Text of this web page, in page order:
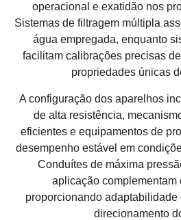
operacional e exatidão nos
Sistemas de filtragem múltipla
água empregada, enquanto
facilitam calibrações precisas
propriedades únicas
A configuração dos aparelhos
de alta resistência,
eficientes e equipamentos de
desempenho estável em
Conduítes de máxima
aplicação complementam
proporcionando adaptabilidade
direcionamento